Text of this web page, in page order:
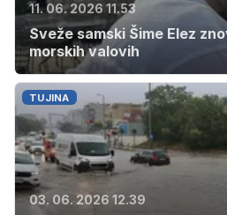
11. 06. 2026 11.53
Sveže samski Šime Elez
morskih valovih
TUJINA
03. 06. 2026 12.39